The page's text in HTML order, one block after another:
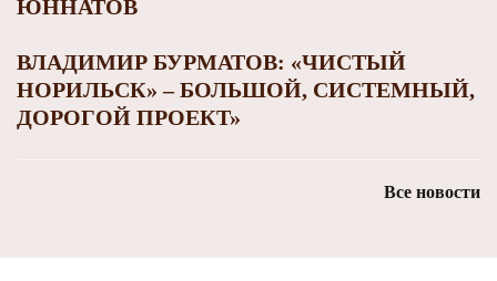
ЮННАТОВ
ВЛАДИМИР БУРМАТОВ: «ЧИСТЫЙ
НОРИЛЬСК» – БОЛЬШОЙ, СИСТЕМНЫЙ,
ДОРОГОЙ ПРОЕКТ»
Все новости